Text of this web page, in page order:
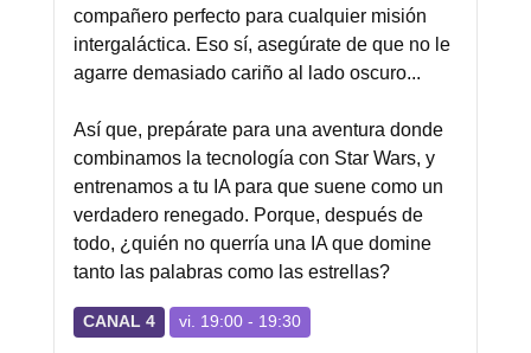
compañero perfecto para cualquier misión
intergaláctica. Eso sí, asegúrate de que no le
agarre demasiado cariño al lado oscuro...
Así que, prepárate para una aventura donde
combinamos la tecnología con Star Wars, y
entrenamos a tu IA para que suene como un
verdadero renegado. Porque, después de
todo, ¿quién no querría una IA que domine
tanto las palabras como las estrellas?
CANAL 4 vi. 19:00 - 19:30